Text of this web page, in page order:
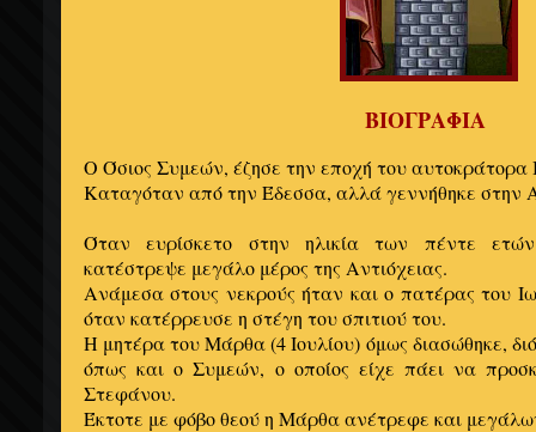
ΒΙΟΓΡΑΦΙΑ
Ο Όσιος Συμεών, έζησε την εποχή του αυτοκράτορα
Καταγόταν από την Έδεσσα, αλλά γεννήθηκε στην
Όταν ευρίσκετο στην ηλικία των πέντε
κατέστρεψε μεγάλο μέρος της Αντιόχειας.
Ανάμεσα στους νεκρούς ήταν και ο πατέρας του
όταν κατέρρευσε η στέγη του σπιτιού του.
Η μητέρα του Μάρθα (4 Ιουλίου) όμως διασώθηκε,
όπως και ο Συμεών, ο οποίος είχε πάει να
Στεφάνου.
Έκτοτε με φόβο θεού η Μάρθα ανέτρεφε και